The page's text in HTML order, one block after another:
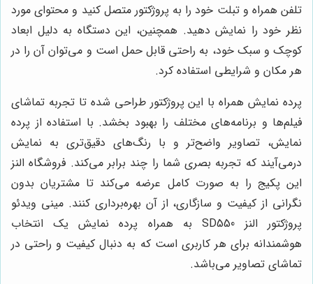
تلفن همراه و تبلت خود را به پروژکتور متصل کنید و محتوای مورد
نظر خود را نمایش دهید. همچنین، این دستگاه به دلیل ابعاد
کوچک و سبک خود، به راحتی قابل حمل است و می‌توان آن را در
هر مکان و شرایطی استفاده کرد.
پرده نمایش همراه با این پروژکتور طراحی شده تا تجربه تماشای
فیلم‌ها و برنامه‌های مختلف را بهبود بخشد. با استفاده از پرده
نمایش، تصاویر واضح‌تر و با رنگ‌های دقیق‌تری به نمایش
درمی‌آیند که تجربه بصری شما را چند برابر می‌کند. فروشگاه النز
این پکیج را به صورت کامل عرضه می‌کند تا مشتریان بدون
نگرانی از کیفیت و سازگاری، از آن بهره‌برداری کنند. مینی ویدئو
پروژکتور النز SD550 به همراه پرده نمایش یک انتخاب
هوشمندانه برای هر کاربری است که به دنبال کیفیت و راحتی در
تماشای تصاویر می‌باشد.